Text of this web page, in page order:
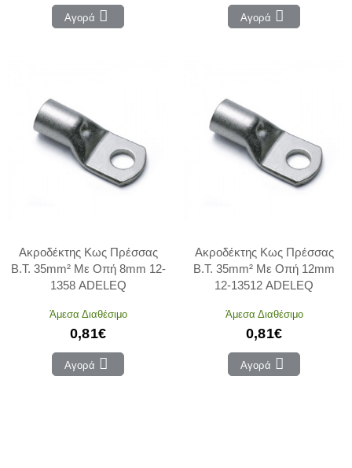
Αγορά Αγορά
Ακροδέκτης Κως Πρέσσας
Β.Τ. 35mm² Με Οπή 8mm 12-
1358 ADELEQ
Άμεσα Διαθέσιμο
0,81€
Αγορά
Ακροδέκτης Κως Πρέσσας
Β.Τ. 35mm² Με Οπή 12mm
12-13512 ADELEQ
Άμεσα Διαθέσιμο
0,81€
Αγορά